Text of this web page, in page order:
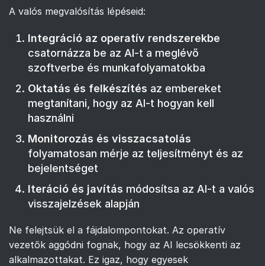
A valós megvalósítás lépéseid:
Integráció az operatív rendszerekbe
csatornázza be az AI-t a meglévő
szoftverbe és munkafolyamatokba
Oktatás és felkészítés az embereket
megtanítani, hogy az AI-t hogyan kell
használni
Monitorozás és visszacsatolás
folyamatosan mérje az teljesítményt és az
bejelentséget
Iteráció és javítás módosítsa az AI-t a valós
visszajelzések alapján
Ne felejtsük el a fájdalompontokat. Az operatív
vezetők aggódni fognak, hogy az AI lecsökkenti az
alkalmazottakat. Ez igaz, hogy egyesek